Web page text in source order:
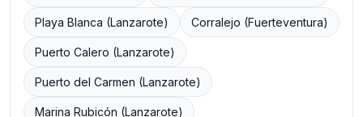
Playa Blanca (Lanzarote) Corralejo (Fuerteventura)
Puerto Calero (Lanzarote)
Puerto del Carmen (Lanzarote)
Marina Rubicón (Lanzarote)